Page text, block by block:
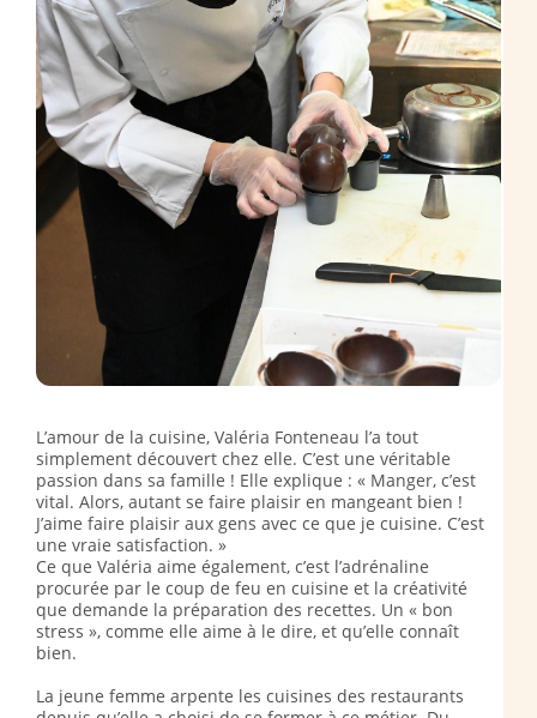
L’amour de la cuisine, Valéria Fonteneau l’a tout
simplement découvert chez elle. C’est une véritable
passion dans sa famille ! Elle explique : « Manger, c’est
vital. Alors, autant se faire plaisir en mangeant bien !
J’aime faire plaisir aux gens avec ce que je cuisine. C’est
une vraie satisfaction. »
Ce que Valéria aime également, c’est l’adrénaline
procurée par le coup de feu en cuisine et la créativité
que demande la préparation des recettes. Un « bon
stress », comme elle aime à le dire, et qu’elle connaît
bien.
La jeune femme arpente les cuisines des restaurants